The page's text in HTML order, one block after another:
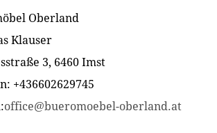
Oberland
Klauser
3, 6460 Imst
+436602629745
office@bueromoebel-oberland.at